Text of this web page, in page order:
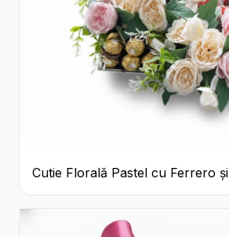
Cutie Florală Pastel cu Ferrero și
Raffaello